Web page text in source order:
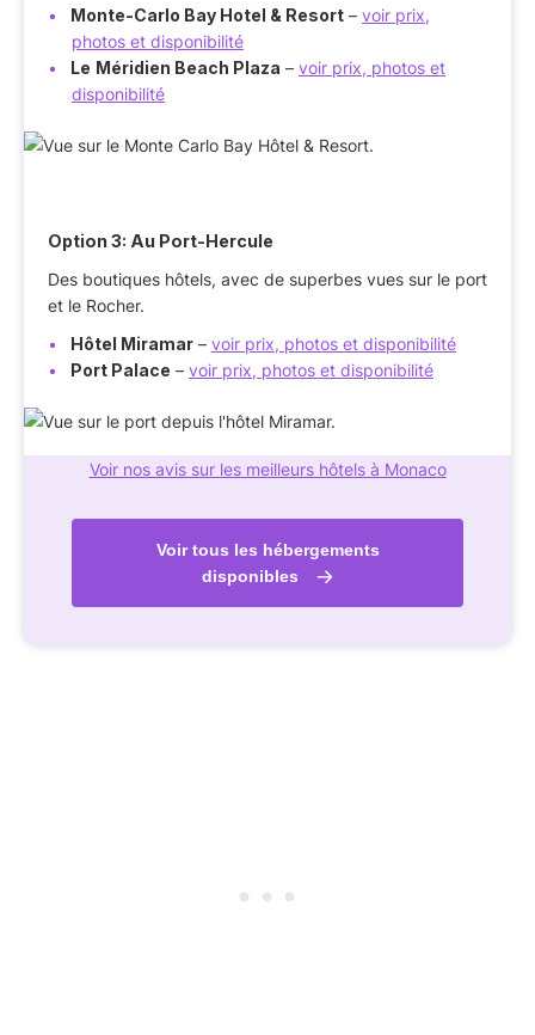
Monte-Carlo Bay Hotel & Resort – voir prix,
photos et disponibilité
Le Méridien Beach Plaza – voir prix, photos et
disponibilité
Option 3: Au Port-Hercule
Des boutiques hôtels, avec de superbes vues sur le port
et le Rocher.
Hôtel Miramar – voir prix, photos et disponibilité
Port Palace – voir prix, photos et disponibilité
Voir nos avis sur les meilleurs hôtels à Monaco
Voir tous les hébergements
disponibles